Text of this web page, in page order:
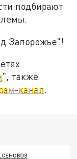
подбирают
Запорожье"!
", также
канал.
СЕНОВОЗ